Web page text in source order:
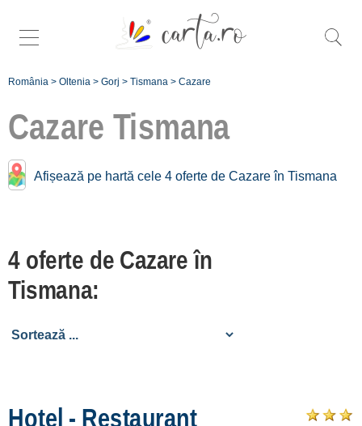
România > Oltenia > Gorj > Tismana > Cazare
Cazare Tismana
Afișează pe hartă cele 4 oferte de Cazare în Tismana
4 oferte de Cazare în
Tismana:
Hotel - Restaurant
Cazare în apropiere de
Tismana:
[2 oferte la 17.3 km]
Motru
Înscrie o unitate